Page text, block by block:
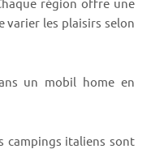
les plaisirs selon
un mobil home en
campings italiens sont